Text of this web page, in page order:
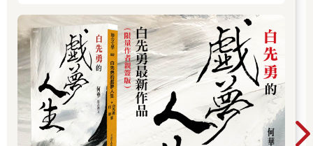
牛肉沾用的醬汁也要一併告知師傅，一種是紅色的辣醬，名叫
Salsa di Piccante；另一種則是綠色的青醬，名叫Salsa di
Verde；如果你要兩種醬都放，你就要說tutte le salse，也就是兩
種通通來的意思。
書呆子相信凡事書中都有答案，在買麵包一事也不應有例外，我
在佛羅倫斯中央市場開市不久，早早來到聞名遐邇的「奈波
奈」，人龍還沒有太長，我不困難就擠到可以看到收銀員眼白的
地方，把一張大鈔遞過去，用我自認為發音正確的義大利文向他
以及散文《樹猶如此》。除文學創作外，他亦長
年致力於崑曲、紅樓夢等傳統文化的保存與推
廣，對華文文學與文化影響深遠。